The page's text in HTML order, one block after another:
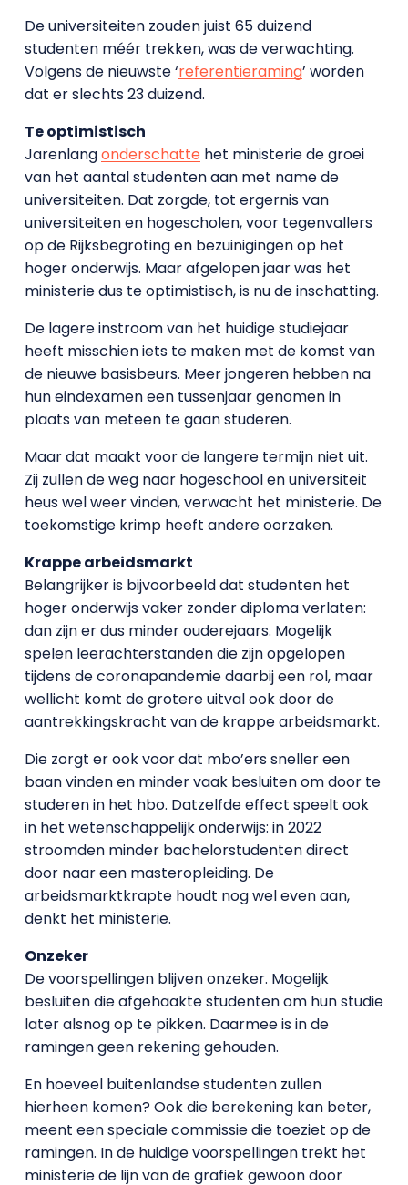
De universiteiten zouden juist 65 duizend
studenten méér trekken, was de verwachting.
Volgens de nieuwste ‘referentieraming’ worden
dat er slechts 23 duizend.
Te optimistisch
Jarenlangonderschattehet ministerie de groei
van het aantal studenten aan met name de
universiteiten. Dat zorgde, tot ergernis van
universiteiten en hogescholen, voor tegenvallers
op de Rijksbegroting en bezuinigingen op het
hoger onderwijs. Maar afgelopen jaar was het
ministerie dus te optimistisch, is nu de inschatting.
De lagere instroom van het huidige studiejaar
heeft misschien iets te maken met de komst van
de nieuwe basisbeurs. Meer jongeren hebben na
hun eindexamen een tussenjaar genomen in
plaats van meteen te gaan studeren.
Maar dat maakt voor de langere termijn niet uit.
Zij zullen de weg naar hogeschool en universiteit
heus wel weer vinden, verwacht het ministerie. De
toekomstige krimp heeft andere oorzaken.
Krappe arbeidsmarkt
Belangrijker is bijvoorbeeld dat studenten het
hoger onderwijs vaker zonder diploma verlaten:
dan zijn er dus minder ouderejaars. Mogelijk
spelen leerachterstanden die zijn opgelopen
tijdens de coronapandemie daarbij een rol, maar
wellicht komt de grotere uitval ook door de
aantrekkingskracht van de krappe arbeidsmarkt.
Die zorgt er ook voor dat mbo’ers sneller een
baan vinden en minder vaak besluiten om door te
studeren in het hbo. Datzelfde effect speelt ook
in het wetenschappelijk onderwijs: in 2022
stroomden minder bachelorstudenten direct
door naar een masteropleiding. De
arbeidsmarktkrapte houdt nog wel even aan,
denkt het ministerie.
Onzeker
De voorspellingen blijven onzeker. Mogelijk
besluiten die afgehaakte studenten om hun studie
later alsnog op te pikken. Daarmee is in de
ramingen geen rekening gehouden.
En hoeveel buitenlandse studenten zullen
hierheen komen? Ook die berekening kan beter,
meent een speciale commissie die toeziet op de
ramingen. In de huidige voorspellingen trekt het
ministerie de lijn van de grafiek gewoon door